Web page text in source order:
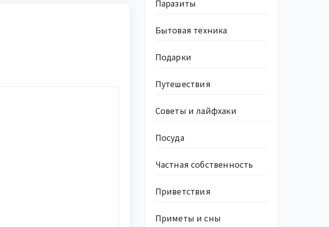
Паразиты
Бытовая техника
Подарки
Путешествия
Советы и лайфхаки
Посуда
Частная собственность
Приветствия
Приметы и сны